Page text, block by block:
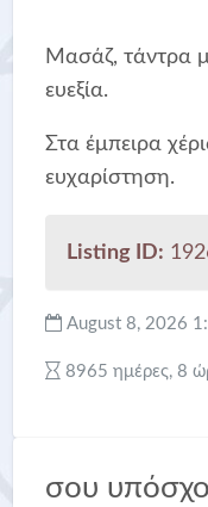
Μασάζ, τάντρα
ευεξία.
Στα έμπειρα
ευχαρίστηση.
Listing ID:
August 8, 2026
8965 ημέρες, 8
σου